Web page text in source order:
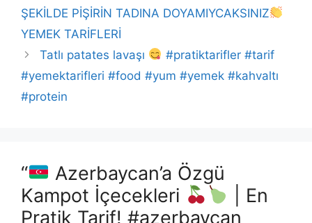
ŞEKİLDE PİŞİRİN TADINA DOYAMIYCAKSINIZ
YEMEK TARİFLERİ
Tatlı patates lavaşı
#pratiktarifler #tarif
#yemektarifleri #food #yum #yemek #kahvaltı
#protein
“
Azerbaycan’a Özgü
Kampot İçecekleri
| En
Pratik Tarif! #azerbaycan